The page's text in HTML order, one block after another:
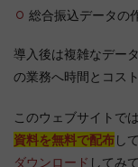
総合振込データの
導入後は複雑なデー
の業務へ時間とコス
このウェブサイトで
資料を無料で配布し
ダウンロード してみ